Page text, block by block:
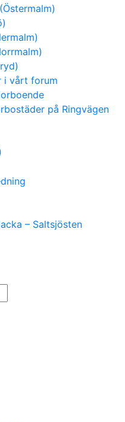
i vårt forum
på Ringvägen
– Saltsjösten